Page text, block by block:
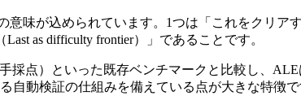
味が込められています。1つは「これをクリア
as difficulty frontier）」であることです。
採点）といった既存ベンチマークと比較し、
自動検証の仕組みを備えている点が大きな特徴で